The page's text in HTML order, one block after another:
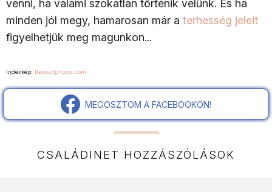
venni, ha valami szokatlan történik velünk. És ha
minden jól megy, hamarosan már a terhesség jeleit
figyelhetjük meg magunkon...
Indexkép: Depositphotos.com
MEGOSZTOM A FACEBOOKON!
CSALÁDINET HOZZÁSZÓLÁSOK